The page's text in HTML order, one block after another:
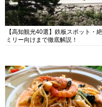
【高知観光40選】鉄板スポット・
ミリー向けまで徹底解説！